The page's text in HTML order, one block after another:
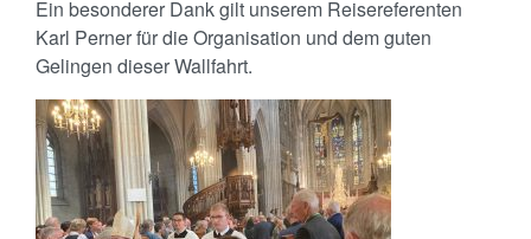
Ein besonderer Dank gilt unserem Reisereferenten
Karl Perner für die Organisation und dem guten
Gelingen dieser Wallfahrt.